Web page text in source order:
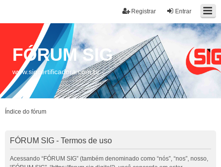
Entrar
Registrar
FÓRUM SIG
www.sigcertificadora.com.br
Índice do fórum
FÓRUM SIG - Termos de uso
Acessando “FÓRUM SIG” (também denominado como “nós”, “nos”, nosso,